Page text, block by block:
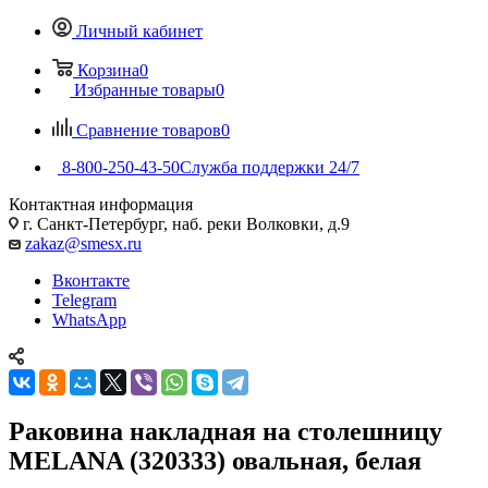
Личный кабинет
Корзина0
Избранные товары0
Сравнение товаров0
8-800-250-43-50Служба поддержки 24/7
Контактная информация
г. Санкт-Петербург, наб. реки Волковки, д.9
zakaz@smesx.ru
Вконтакте
Telegram
WhatsApp
Раковина накладная на столешницу
MELANA (320333) овальная, белая